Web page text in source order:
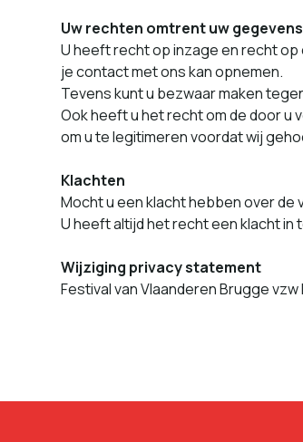
Uw recht­en omtrent uw gegevens
U heeft recht op inzage en recht
je con­tact met ons kan opnemen.
Tevens kunt u bezwaar mak­en
Ook heeft u het recht om de door u
om u te legit­imeren voor­dat wij
Klachten
Mocht u een klacht hebben over
U heeft alti­jd het recht een klacht
Wijziging pri­va­cy state­ment
Festival van Vlaanderen Brugge